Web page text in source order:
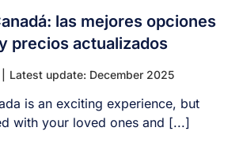
las mejores opciones
precios actualizados
Latest update: December 2025
is an exciting experience, but
with your loved ones and [...]